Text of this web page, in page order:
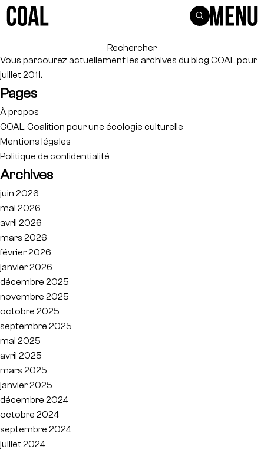
Vous parcourez actuellement les archives du blog COALpour
juillet 2011.
Pages
À propos
COAL, Coalition pour une écologie culturelle
Mentions légales
Politique de confidentialité
Archives
juin 2026
mai 2026
avril 2026
mars 2026
février 2026
janvier 2026
décembre 2025
novembre 2025
octobre 2025
septembre 2025
mai 2025
avril 2025
mars 2025
janvier 2025
décembre 2024
octobre 2024
septembre 2024
juillet 2024